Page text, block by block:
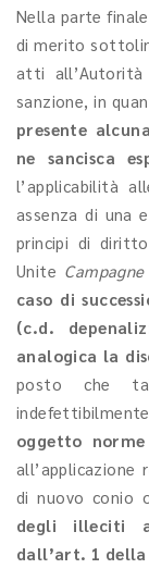
Nella parte
di merito
atti all’Autorità
sanzione, in
presente
ne sancisca
l’applicabilità
assenza di una
principi di
Unite
caso di
(c.d.
analogica la
posto che
oggetto
di nuovo conio
degli illeciti
dall’art. 1 della